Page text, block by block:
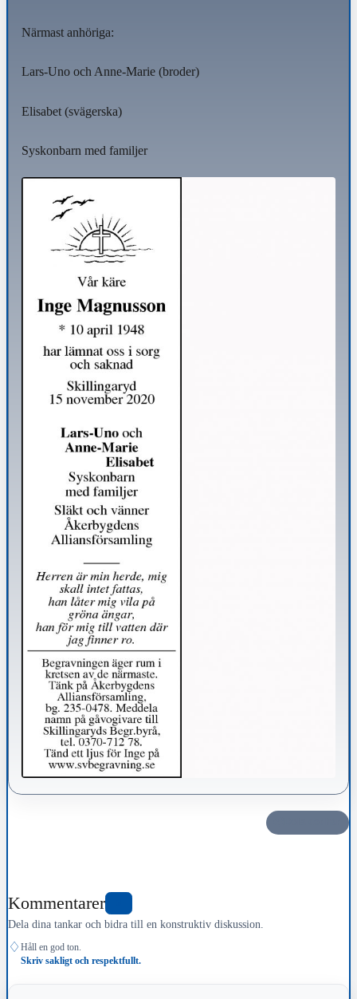
Närmast anhöriga:
Lars-Uno och Anne-Marie (broder)
Elisabet (svägerska)
Syskonbarn med familjer
Kommentarer
Dela dina tankar och bidra till en konstruktiv diskussion.
♢ Håll en god ton.
Skriv sakligt och respektfullt.